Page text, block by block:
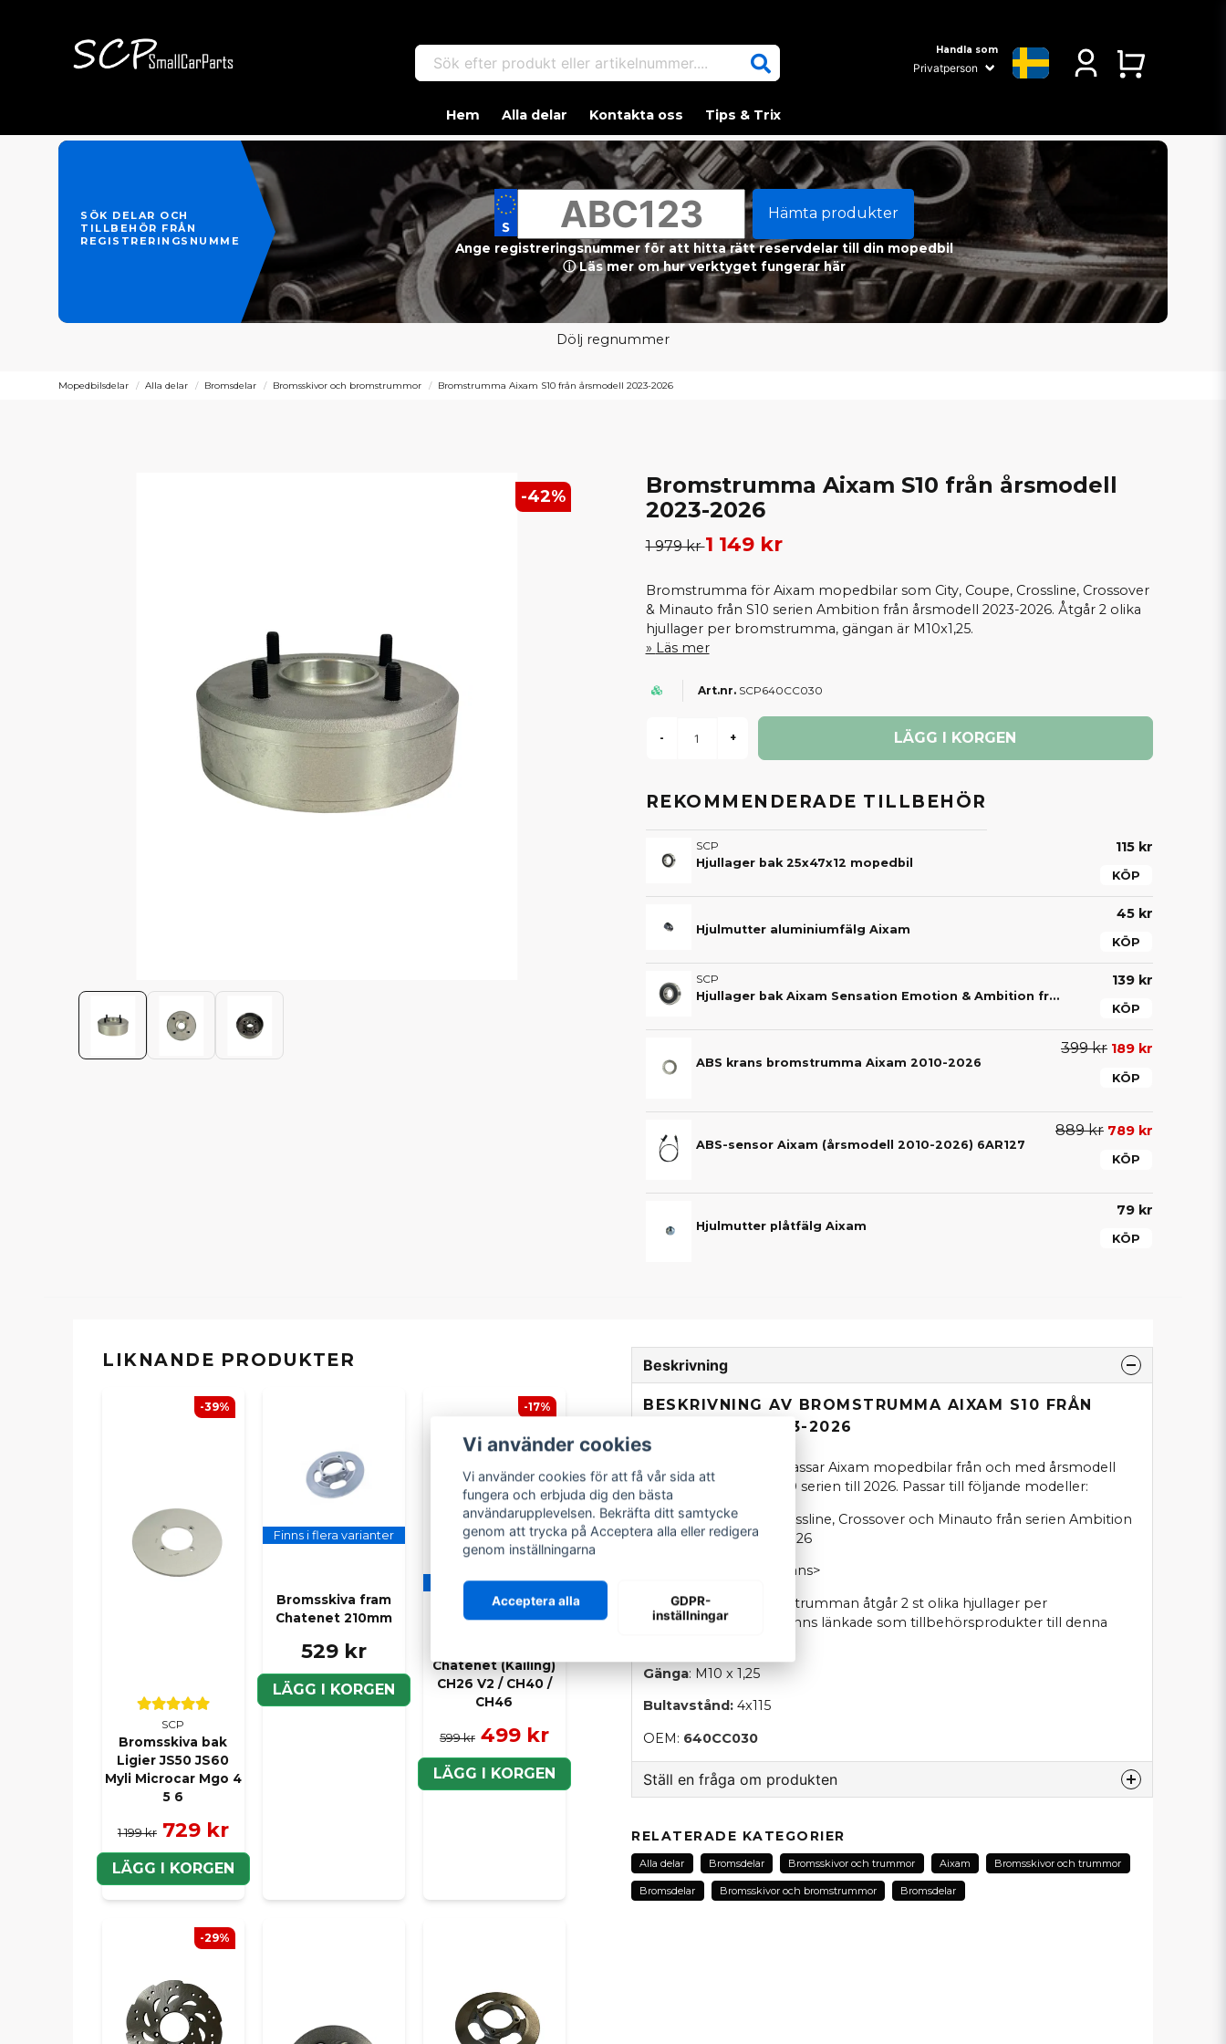
Sök efter produkt eller artikelnummer.... Handla som
Hem Alla delar Kontakta oss Tips & Trix
SÖK DELAR OCH
TILLBEHÖR FRÅN
REGISTRERINGSNUMMER
Hämta produkter
Ange registreringsnummer för att hitta rätt reservdelar till din mopedbil
ⓘ Läs mer om hur verktyget fungerar här
Dölj regnummer
Mopedbilsdelar Alla delar Bromsdelar Bromsskivor och bromstrummor Bromstrumma Aixam S10 från årsmodell 2023-2026
-42%
Bromstrumma Aixam S10 från årsmodell
2023-2026
1 979 kr1 149 kr
Bromstrumma för Aixam mopedbilar som City, Coupe, Crossline, Crossover
& Minauto från S10 serien Ambition från årsmodell 2023-2026. Åtgår 2 olika
hjullager per bromstrumma, gängan är M10x1,25.
Läs mer
SCP640CC030
- + LÄGG I KORGEN
REKOMMENDERADE TILLBEHÖR
SCP
Hjullager bak 25x47x12 mopedbil
115 kr
KÖP
Hjulmutter aluminiumfälg Aixam
45 kr
KÖP
SCP
Hjullager bak Aixam Sensation Emotion & Ambition från årsmodell 2016 510BF004
139 kr
KÖP
ABS krans bromstrumma Aixam 2010-2026
399 kr 189 kr
KÖP
ABS-sensor Aixam (årsmodell 2010-2026) 6AR127
889 kr 789 kr
KÖP
Hjulmutter plåtfälg Aixam
79 kr
KÖP
LIKNANDE PRODUKTER
SCP
Bromsskiva bak
Ligier JS50 JS60
Myli Microcar Mgo 4
5 6
1 199 kr 729 kr
LÄGG I KORGEN
-39%
Finns i flera varianter
Bromsskiva fram
Chatenet 210mm
529 kr
LÄGG I KORGEN
Finns i flera varianter
Chatenet (Kailing)
CH26 V2 / CH40 /
CH46
599 kr 499 kr
LÄGG I KORGEN
-17%
-29%
Beskrivning
BESKRIVNING AV BROMSTRUMMA AIXAM S10 FRÅN
ÅRSMODELL 2023-2026
Bromstrumma som passar Aixam mopedbilar från och med årsmodell
2023 från Ambition S10 serien till 2026. Passar till följande modeller:
AixamCity, Coupe, Crossline, Crossover och Minauto från serien Ambition
S10, årsmodell 2023-2026
Levereras utan ABS-krans>
OBS:Till denna bromstrumman åtgår 2 st olika hjullager per
bromstrumma, som finns länkade som tillbehörsprodukter till denna
Gänga: M10 x 1,25
Bultavstånd: 4x115
OEM: 640CC030
Ställ en fråga om produkten
Fråga oss om denna produkt...
RELATERADE KATEGORIER
Alla delar Bromsdelar Bromsskivor och trummor Aixam Bromsskivor och trummor
Bromsdelar Bromsskivor och bromstrummor Bromsdelar
Vi använder cookies
Vi använder cookies för att få vår sida att
fungera och erbjuda dig den bästa
användarupplevelsen. Bekräfta ditt samtycke
genom att trycka på Acceptera alla eller redigera
genom inställningarna
Acceptera alla
GDPR-
inställningar